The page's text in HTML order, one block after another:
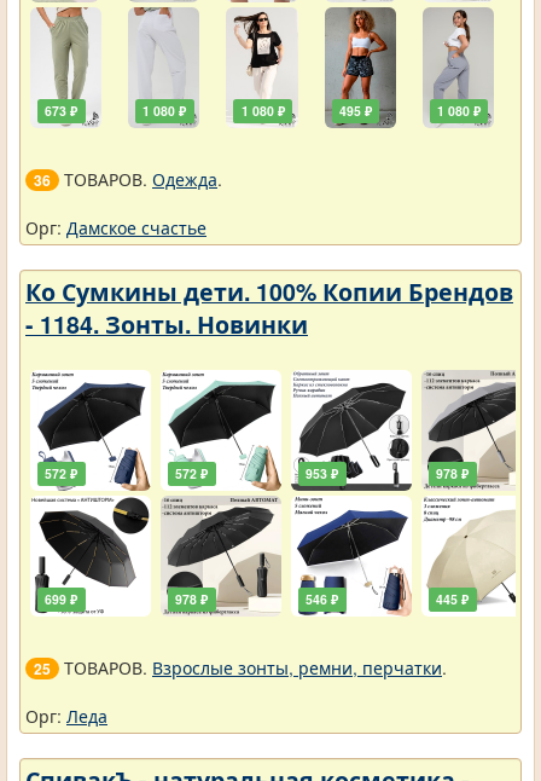
673 ₽ 1 080 ₽ 1 080 ₽ 495 ₽ 1 080 ₽
36 ТОВАРОВ. Одежда.
Орг: Дамское счастье
Ко Сумкины дети. 100% Копии Брендов
- 1184. Зонты. Новинки
572 ₽
699 ₽
572 ₽
978 ₽
953 ₽
546 ₽
978 ₽
445 ₽
25 ТОВАРОВ. Взрослые зонты, ремни, перчатки.
Орг: Леда